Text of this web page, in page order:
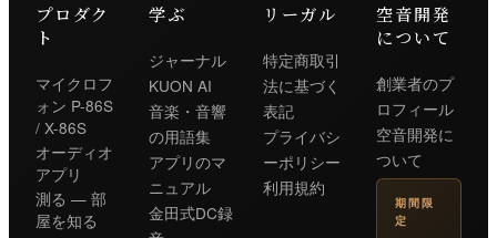
プロダク
ト
マイクロフ
ォン P-86S
/ X-86S
オーディオ
アプリ
測る — 部
屋を知る
学ぶ
ジャーナル
KUON AI
音楽・音響
の用語集
アプリのマ
ニュアル
金田式DC録
リーガル
特定商取引
法に基づく
表記
プライバシ
ーポリシー
利用規約
空音開発
について
創業者のプ
ロフィール
空音開発に
ついて
期間限
定